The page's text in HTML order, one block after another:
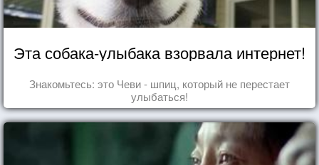
Эта собака-улыбака взорвала интернет!
Знакомьтесь: это Чеви - шпиц, который не перестает
улыбаться!